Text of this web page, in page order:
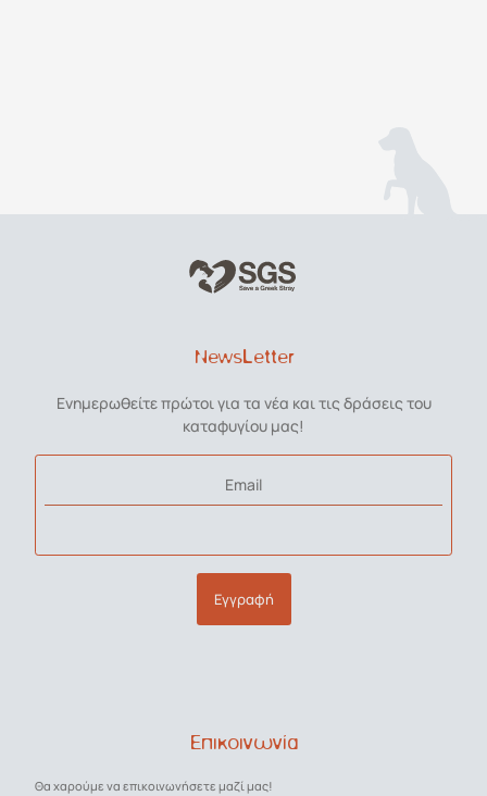
NewsLetter
Ενημερωθείτε πρώτοι για τα νέα και τις δράσεις του
καταφυγίου μας!
Email
Εγγραφή
Επικοινωνία
Θα χαρούμε να επικοινωνήσετε μαζί μας!